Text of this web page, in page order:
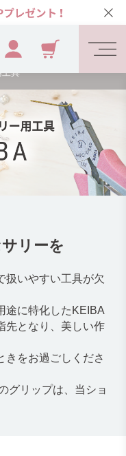
工具
リーを
扱いやすい工具が欠
途に特化したKEIBA
先となり、美しい作
きをお過ごしくださ
グリップは、当ショ